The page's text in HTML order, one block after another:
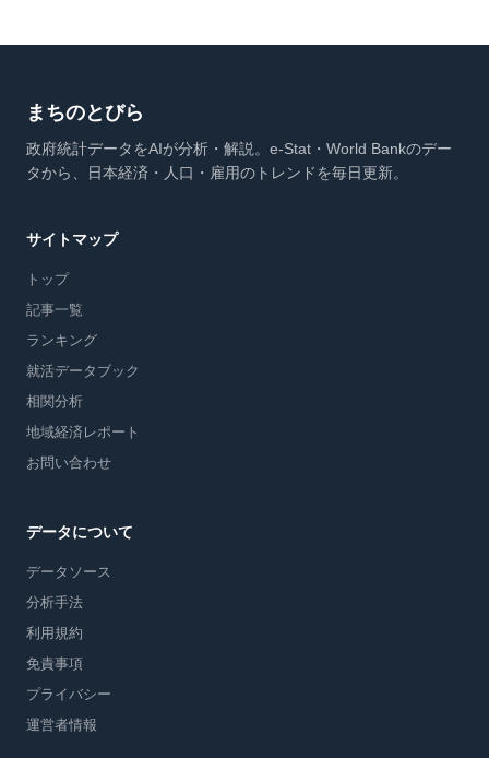
まちのとびら
政府統計データをAIが分析・解説。e-Stat・World Bankのデー
タから、日本経済・人口・雇用のトレンドを毎日更新。
サイトマップ
トップ
記事一覧
ランキング
就活データブック
相関分析
地域経済レポート
お問い合わせ
データについて
データソース
分析手法
利用規約
免責事項
プライバシー
運営者情報